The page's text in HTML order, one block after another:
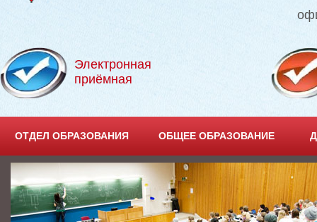
Электронная
приёмная
ОТДЕЛ ОБРАЗОВАНИЯ ОБЩЕЕ ОБРАЗОВАНИЕ